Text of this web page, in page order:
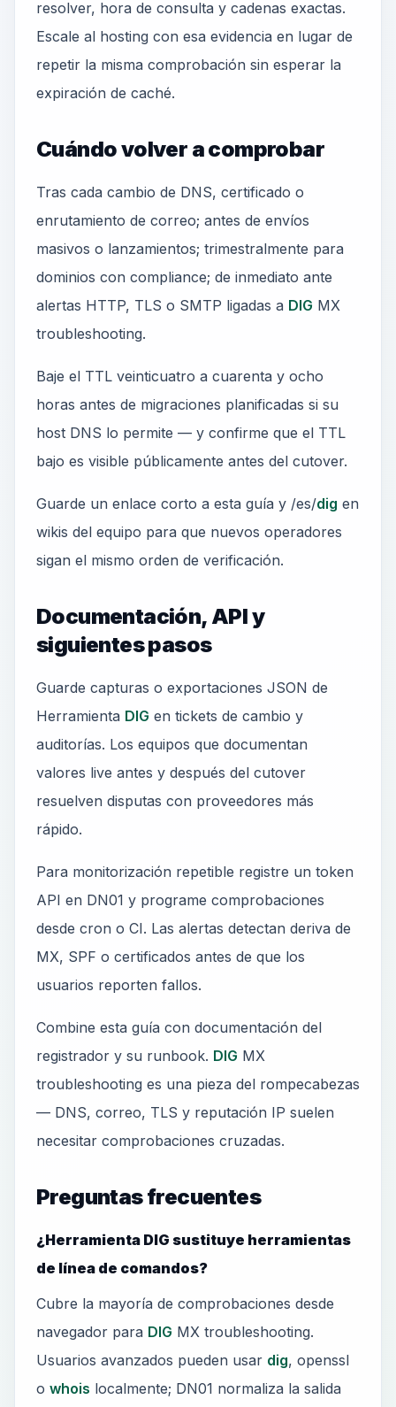
resolver, hora de consulta y cadenas exactas.
Escale al hosting con esa evidencia en lugar de
repetir la misma comprobación sin esperar la
expiración de caché.
Cuándo volver a comprobar
Tras cada cambio de DNS, certificado o
enrutamiento de correo; antes de envíos
masivos o lanzamientos; trimestralmente para
dominios con compliance; de inmediato ante
alertas HTTP, TLS o SMTP ligadas a DIG MX
troubleshooting.
Baje el TTL veinticuatro a cuarenta y ocho
horas antes de migraciones planificadas si su
host DNS lo permite — y confirme que el TTL
bajo es visible públicamente antes del cutover.
Guarde un enlace corto a esta guía y /es/dig en
wikis del equipo para que nuevos operadores
sigan el mismo orden de verificación.
Documentación, API y
siguientes pasos
Guarde capturas o exportaciones JSON de
Herramienta DIG en tickets de cambio y
auditorías. Los equipos que documentan
valores live antes y después del cutover
resuelven disputas con proveedores más
rápido.
Para monitorización repetible registre un token
API en DN01 y programe comprobaciones
desde cron o CI. Las alertas detectan deriva de
MX, SPF o certificados antes de que los
usuarios reporten fallos.
Combine esta guía con documentación del
registrador y su runbook. DIG MX
troubleshooting es una pieza del rompecabezas
— DNS, correo, TLS y reputación IP suelen
necesitar comprobaciones cruzadas.
Preguntas frecuentes
¿Herramienta DIG sustituye herramientas
de línea de comandos?
Cubre la mayoría de comprobaciones desde
navegador para DIG MX troubleshooting.
Usuarios avanzados pueden usar dig, openssl
o whois localmente; DN01 normaliza la salida